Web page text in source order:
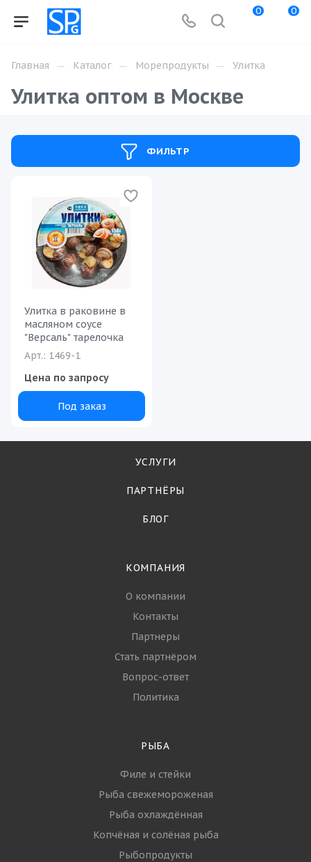
0 0
Главная — Каталог — Морепродукты — Улитка
Улитка оптом в Москве
ФИЛЬТР
Улитка в раковине в
масляном соусе
"Версаль" тарелочка
Арт.: 1469-1
Цена по запросу
Под заказ
УСЛУГИ
ПАРТНЁРЫ
БЛОГ
КОМПАНИЯ
О компании
Контакты
Партнеры
Стать партнёром
Вопрос-ответ
Политика
РЫБА
Филе и стейки
Рыба свежемороженая
Рыба охлаждённая
Копчёная и солёная рыба
Рыбопродукты